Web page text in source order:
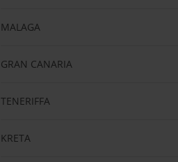
MALAGA
GRAN CANARIA
TENERIFFA
KRETA